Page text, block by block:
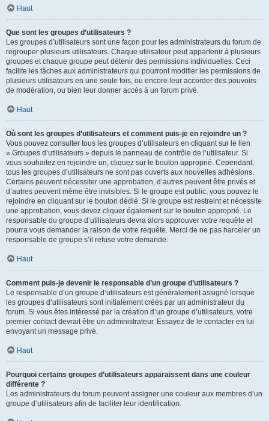
Haut
Que sont les groupes d’utilisateurs ?
Les groupes d’utilisateurs sont une façon pour les administrateurs du forum de
regrouper plusieurs utilisateurs. Chaque utilisateur peut appartenir à plusieurs
groupes et chaque groupe peut détenir des permissions individuelles. Ceci
facilite les tâches aux administrateurs qui pourront modifier les permissions de
plusieurs utilisateurs en une seule fois, ou encore leur accorder des pouvoirs
de modération, ou bien leur donner accès à un forum privé.
Haut
Où sont les groupes d’utilisateurs et comment puis-je en rejoindre un ?
Vous pouvez consulter tous les groupes d’utilisateurs en cliquant sur le lien
« Groupes d’utilisateurs » depuis le panneau de contrôle de l’utilisateur. Si
vous souhaitez en rejoindre un, cliquez sur le bouton approprié. Cependant,
tous les groupes d’utilisateurs ne sont pas ouverts aux nouvelles adhésions.
Certains peuvent nécessiter une approbation, d’autres peuvent être privés et
d’autres peuvent même être invisibles. Si le groupe est public, vous pouvez le
rejoindre en cliquant sur le bouton dédié. Si le groupe est restreint et nécessite
une approbation, vous devez cliquer également sur le bouton approprié. Le
responsable du groupe d’utilisateurs devra alors approuver votre requête et
pourra vous demander la raison de votre requête. Merci de ne pas harceler un
responsable de groupe s’il refuse votre demande.
Haut
Comment puis-je devenir le responsable d’un groupe d’utilisateurs ?
Le responsable d’un groupe d’utilisateurs est généralement assigné lorsque
les groupes d’utilisateurs sont initialement créés par un administrateur du
forum. Si vous êtes intéressé par la création d’un groupe d’utilisateurs, votre
premier contact devrait être un administrateur. Essayez de le contacter en lui
envoyant un message privé.
Haut
Pourquoi certains groupes d’utilisateurs apparaissent dans une couleur
différente ?
Les administrateurs du forum peuvent assigner une couleur aux membres d’un
groupe d’utilisateurs afin de faciliter leur identification.